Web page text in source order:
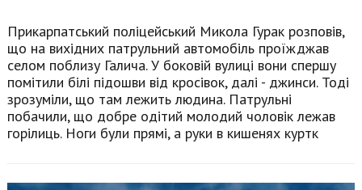
Прикарпатський поліцейський Микола Гурак розповів,
що на вихідних патрульний автомобіль проїжджав
селом поблизу Галича. У боковій вулиці вони спершу
помітили білі підошви від кросівок, далі - джинси. Тоді
зрозуміли, що там лежить людина. Патрульні
побачили, що добре одітий молодий чоловік лежав
горілиць. Ноги були прямі, а руки в кишенях куртк